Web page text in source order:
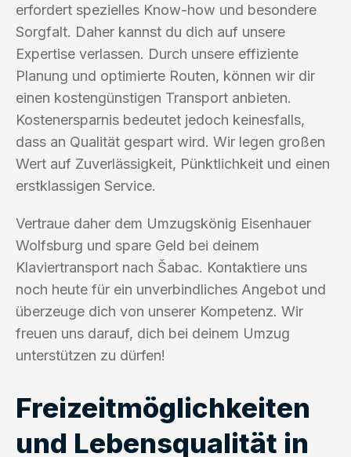
erfordert spezielles Know-how und besondere
Sorgfalt. Daher kannst du dich auf unsere
Expertise verlassen. Durch unsere effiziente
Planung und optimierte Routen, können wir dir
einen kostengünstigen Transport anbieten.
Kostenersparnis bedeutet jedoch keinesfalls,
dass an Qualität gespart wird. Wir legen großen
Wert auf Zuverlässigkeit, Pünktlichkeit und einen
erstklassigen Service.
Vertraue daher dem Umzugskönig Eisenhauer
Wolfsburg und spare Geld bei deinem
Klaviertransport nach Šabac. Kontaktiere uns
noch heute für ein unverbindliches Angebot und
überzeuge dich von unserer Kompetenz. Wir
freuen uns darauf, dich bei deinem Umzug
unterstützen zu dürfen!
Freizeitmöglichkeiten
und Lebensqualität in